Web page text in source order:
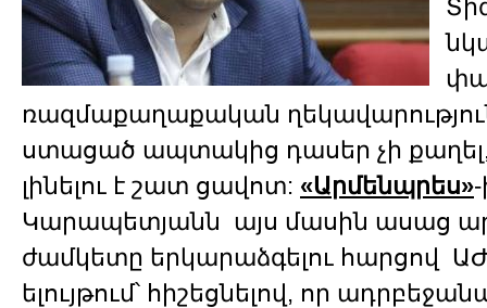
ռազմաքաղաքական
ստացած ապտակից դասեր չի
լինելու է շատ ցավոտ: «Արմենպրես»
Կարապետյանն այս մասին ասաց
ժամկետը երկարաձգելու հարցով
ելույթում՝ հիշեցնելով, որ